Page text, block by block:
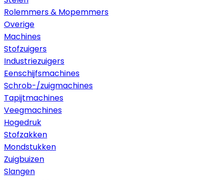
Rolemmers & Mopemmers
Overige
Machines
Stofzuigers
Industriezuigers
Eenschijfsmachines
Schrob-/zuigmachines
Tapijtmachines
Veegmachines
Hogedruk
Stofzakken
Mondstukken
Zuigbuizen
Slangen